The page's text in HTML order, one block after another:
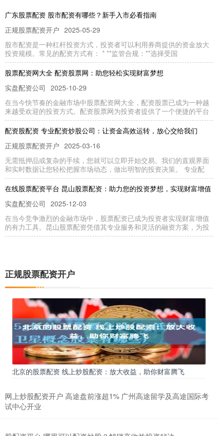
广东股票配资 股市配资有哪些？新手入市必看指南
正规股票配资开户 2025-05-29
股市配资是一种杠杆投资方式，投资者可以利用券商提供的资金放大
投资规模。常见的配资方式有： * **监管合规：**选择受国
股票配资网大全 配资股票网：助您轻松实现财富梦想
实盘配资公司 2025-10-29
在当今快节奏的金融市场中股票配资网大全，配资股票已成为一种越
来越受欢迎的投资方式。配资股票网为投资者提供了一个便捷的平台
配资股配资 专业配资炒股公司：让资金高效运转，放心交给我们
正规股票配资开户 2025-03-16
无需抵押品或复杂的手续，您就可以立即开始交易。我们的直观界面
和实时数据让您轻松把握市场动态，做出明智的投资决策。 专业配
在线股票配资平台 昆山股票配资：助力您的投资梦想，实现财富增值
实盘配资公司 2025-12-03
在当今竞争激烈的金融市场中，股票配资已成为投资者实现财富增值
的有力工具。昆山股票配资凭借其专业服务和灵活的融资方案，为投
在股市行情波动加剧的当下，越来越多的投资者开始关注股票配资这
一杠杆工具。然而，“炒股配资杠杆平台安全吗？”成为众多投资者
广西股票配资网-正规平台推荐
实盘配资网 2026-05-22
近年来，随着资本市场的活跃按天配资利息，越来越多的广西投资者
开始关注股票配资这一投资方式。作为扩大资金杠杆、提升收益潜力
股票杠杆是什么？通俗解释与风险提示
正规股票配资开户 2026-05-25
在股票投资领域，经常能听到“杠杆”这个词。对于刚接触股市的投资
者来说，这个概念可能既熟悉又陌生。本文将从通俗易懂的角度，
正规股票配资开户
北京的股票配资 线上炒股配资：放大收益，助你财富腾飞
网上炒股配资开户 高途盘前涨超1% 广州高途留学及高途国际考
试中心开业